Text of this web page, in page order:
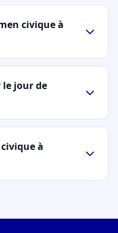
civique à
jour de
à